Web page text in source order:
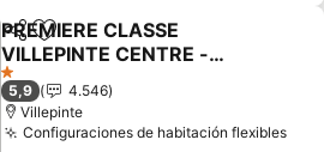
CompartirAgregar a favoritos
PREMIERE CLASSE
VILLEPINTE CENTRE -
Parc des Expositions
Ver precios
1 Estrellas
5,9
4.546
Villepinte
Configuraciones de habitación flexiblesVer